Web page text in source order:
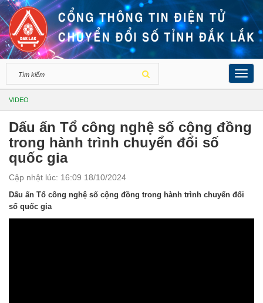
VIDEO
Dấu ấn Tổ công nghệ số cộng đồng
trong hành trình chuyển đổi số
quốc gia
Cập nhật lúc: 16:09 18/10/2024
Dấu ấn Tổ công nghệ số cộng đồng trong hành trình chuyển đổi
số quốc gia